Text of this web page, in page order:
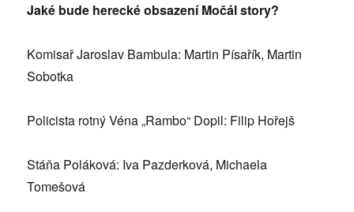
Jaké bude herecké obsazení Močál story?
Komisař Jaroslav Bambula: Martin Písařík, Martin
Sobotka
Policista rotný Véna „Rambo“ Dopil: Filip Hořejš
Stáňa Poláková: Iva Pazderková, Michaela
Tomešová